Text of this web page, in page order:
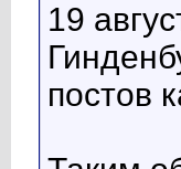
19
постов